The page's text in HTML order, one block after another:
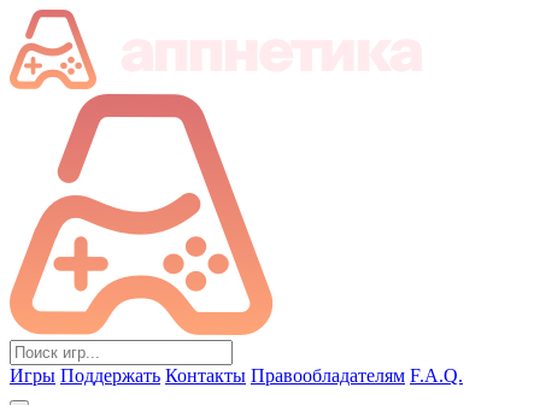
Игры Поддержать Контакты Правообладателям F.A.Q.